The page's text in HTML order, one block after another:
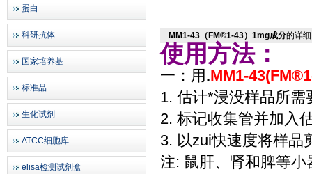
蛋白
科研抗体
国家培养基
标准品
生化试剂
ATCC细胞库
elisa检测试剂盒
MM1-43（FM®1-43）1mg成分的详
使用方法：
一：用 .MM1-
1. 估计*浸没样品所
2. 标记收集管并加入
3. 以zui快速度将样品
注: 鼠肝、肾和脾等